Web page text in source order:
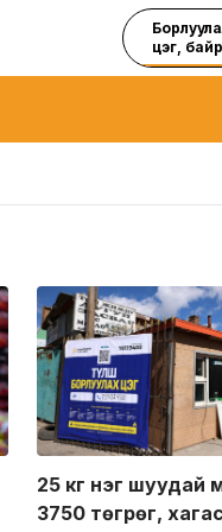
цэг,
25 кг нэг шуудай
3750 төгрөг,